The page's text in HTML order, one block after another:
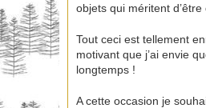
objets qui méritent d’être
Tout ceci est tellement
motivant que j’ai envie
longtemps !
A cette occasion je